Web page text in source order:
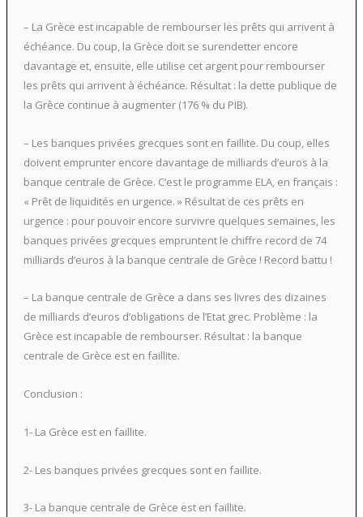
– La Grèce est incapable de rembourser les prêts qui arrivent à
échéance. Du coup, la Grèce doit se surendetter encore
davantage et, ensuite, elle utilise cet argent pour rembourser
les prêts qui arrivent à échéance. Résultat : la dette publique de
la Grèce continue à augmenter (176 % du PIB).
– Les banques privées grecques sont en faillite. Du coup, elles
doivent emprunter encore davantage de milliards d’euros à la
banque centrale de Grèce. C’est le programme ELA, en français :
« Prêt de liquidités en urgence. » Résultat de ces prêts en
urgence : pour pouvoir encore survivre quelques semaines, les
banques privées grecques empruntent le chiffre record de 74
milliards d’euros à la banque centrale de Grèce ! Record battu !
– La banque centrale de Grèce a dans ses livres des dizaines
de milliards d’euros d’obligations de l’Etat grec. Problème : la
Grèce est incapable de rembourser. Résultat : la banque
centrale de Grèce est en faillite.
Conclusion :
1- La Grèce est en faillite.
2- Les banques privées grecques sont en faillite.
3- La banque centrale de Grèce est en faillite.